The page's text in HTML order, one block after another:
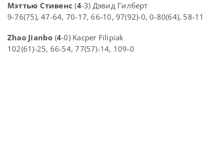
Мэттью Стивенс (4-3) Дэвид Гилберт
9-76(75), 47-64, 70-17, 66-10, 97(92)-0, 0-80(64), 58-11
Zhao Jianbo (4-0) Kacper Filipiak
102(61)-25, 66-54, 77(57)-14, 109-0